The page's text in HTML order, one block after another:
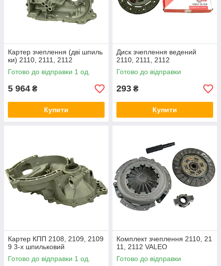
Картер зчеплення (дві шпиль
ки) 2110, 2111, 2112
Готово до відправки 1 од.
5 964 ₴
Купити
Диск зчеплення ведений
2110, 2111, 2112
Готово до відправки
293 ₴
Купити
Картер КПП 2108, 2109, 2109
9 3-х шпильковий
Готово до відправки 1 од.
Комплект зчеплення 2110, 21
11, 2112 VALEO
Готово до відправки